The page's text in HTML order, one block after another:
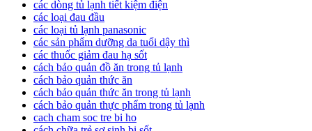
các dòng tủ lạnh tiết kiệm điện
các loại đau đầu
các loại tủ lạnh panasonic
các sản phẩm dưỡng da tuổi dậy thì
các thuốc giảm đau hạ sốt
cách bảo quản đồ ăn trong tủ lạnh
cách bảo quản thức ăn
cách bảo quản thức ăn trong tủ lạnh
cách bảo quản thực phẩm trong tủ lạnh
cach cham soc tre bi ho